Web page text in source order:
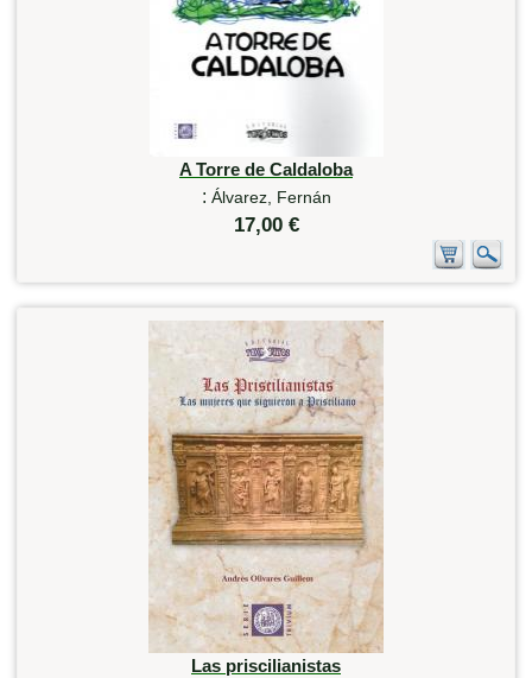
A Torre de Caldaloba
: Álvarez, Fernán
17,00 €
Las priscilianistas